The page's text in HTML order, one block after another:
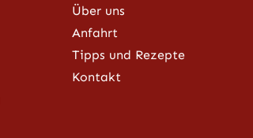
Über uns
Anfahrt
Tipps und Rezepte
Kontakt